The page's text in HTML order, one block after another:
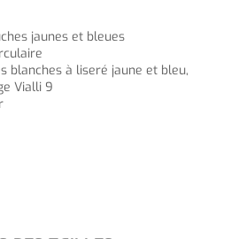
jaunes et bleues
blanches à liseré jaune et bleu,
Vialli 9